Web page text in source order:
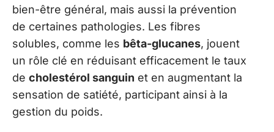
bien-être général, mais aussi la prévention
de certaines pathologies. Les fibres
solubles, comme les bêta-glucanes, jouent
un rôle clé en réduisant efficacement le taux
de cholestérol sanguin et en augmentant la
sensation de satiété, participant ainsi à la
gestion du poids.